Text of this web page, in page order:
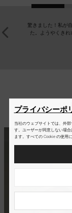
驚きました！私が
た。ようやくき
プライバシーポ
当社のウェブサイトでは、外
す。ユーザーが同意しない場
ます。すべての Cookie の使用